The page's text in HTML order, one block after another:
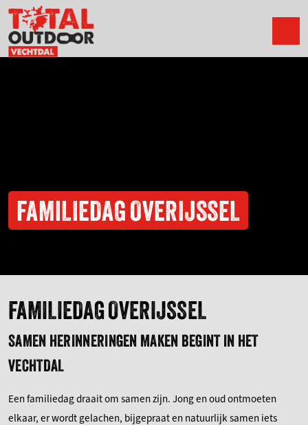
FAMILIEDAG OVERIJSSEL
FAMILIEDAG OVERIJSSEL
SAMEN HERINNERINGEN MAKEN BEGINT IN HET
VECHTDAL
Een familiedag draait om samen zijn. Jong en oud ontmoeten
elkaar, er wordt gelachen, bijgepraat en natuurlijk samen iets